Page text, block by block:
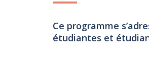
Ce programme
étudiantes et